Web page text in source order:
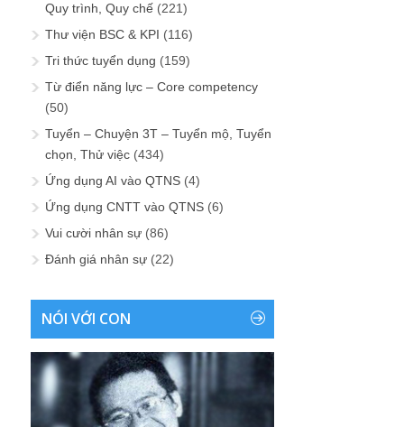
Quy trình, Quy chế (221)
Thư viện BSC & KPI (116)
Tri thức tuyển dụng (159)
Từ điển năng lực – Core competency
(50)
Tuyển – Chuyện 3T – Tuyển mộ, Tuyển
chọn, Thử việc (434)
Ứng dụng AI vào QTNS (4)
Ứng dụng CNTT vào QTNS (6)
Vui cười nhân sự (86)
Đánh giá nhân sự (22)
NÓI VỚI CON